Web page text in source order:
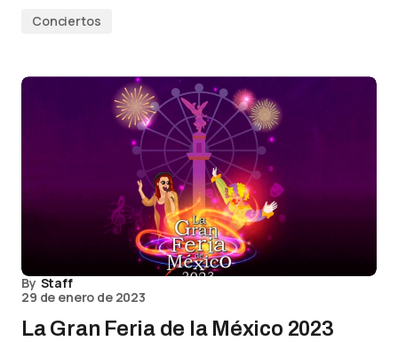
Conciertos
By Staff
29 de enero de 2023
La Gran Feria de la México 2023